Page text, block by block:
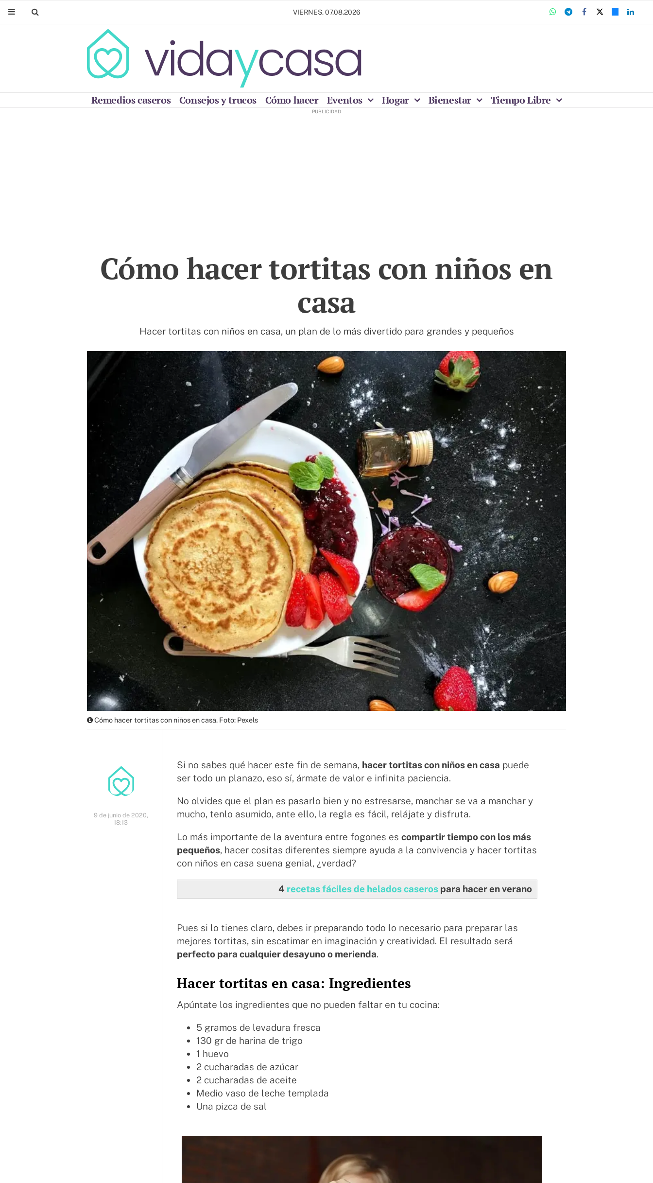
VIERNES. 07.08.2026
Remedios caseros Consejos y trucos Cómo hacer Eventos Hogar Bienestar Tiempo Libre
Cómo hacer tortitas con niños en
casa
Hacer tortitas con niños en casa, un plan de lo más divertido para grandes y pequeños
Cómo hacer tortitas con niños en casa. Foto: Pexels
9 de junio de 2020,
18:13
Si no sabes qué hacer este fin de semana, hacer tortitas con niños en casa puede
ser todo un planazo, eso sí, ármate de valor e infinita paciencia.
No olvides que el plan es pasarlo bien y no estresarse, manchar se va a manchar y
mucho, tenlo asumido, ante ello, la regla es fácil, relájate y disfruta.
Lo más importante de la aventura entre fogones escompartir tiempo con los más
pequeños, hacer cositas diferentes siempre ayuda a la convivencia y hacer tortitas
con niños en casa suena genial, ¿verdad?
4 recetas fáciles de helados caseros para hacer en verano
Pues si lo tienes claro, debes ir preparando todo lo necesario para preparar las
mejores tortitas, sin escatimar en imaginación y creatividad. El resultado será
perfecto para cualquier desayuno o merienda.
Hacer tortitas en casa: Ingredientes
Apúntate los ingredientes que no pueden faltar en tu cocina:
5 gramos de levadura fresca
130 gr de harina de trigo
1 huevo
2 cucharadas de azúcar
2 cucharadas de aceite
Medio vaso de leche templada
Una pizca de sal